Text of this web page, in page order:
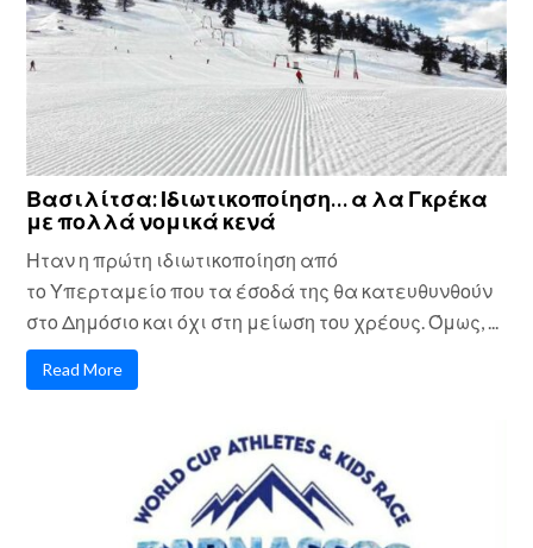
Βασιλίτσα: Ιδιωτικοποίηση… α λα Γκρέκα
με πολλά νομικά κενά
Ηταν η πρώτη ιδιωτικοποίηση από
το Υπερταμείο που τα έσοδά της θα κατευθυνθούν
στο Δημόσιο και όχι στη μείωση του χρέους. Όμως, ...
Read More